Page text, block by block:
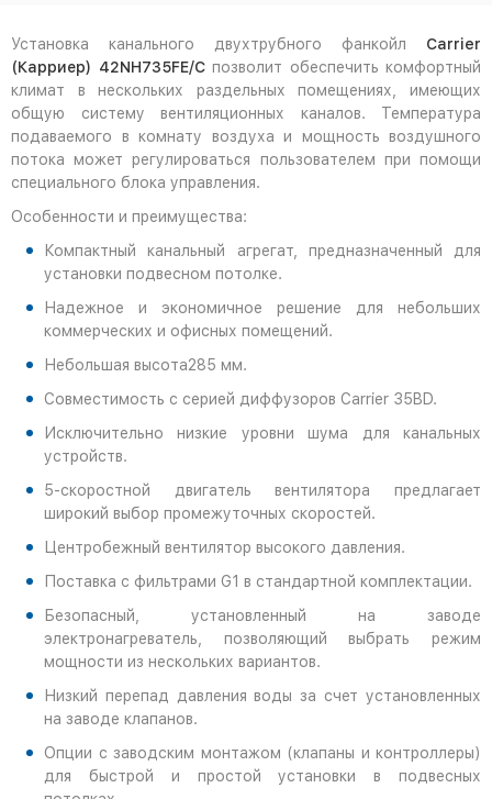
Установка канального двухтрубного фанкойл Carrier
(Карриер) 42NH735FE/Cпозволит обеспечить комфортный
климат в нескольких раздельных помещениях, имеющих
общую систему вентиляционных каналов. Температура
подаваемого в комнату воздуха и мощность воздушного
потока может регулироваться пользователем при помощи
специального блока управления.
Особенности и преимущества:
Компактный канальный агрегат, предназначенный для
установки подвесном потолке.
Надежное и экономичное решение для небольших
коммерческих и офисных помещений.
Небольшая высота285 мм.
Совместимость с серией диффузоров Carrier 35BD.
Исключительно низкие уровни шума для канальных
устройств.
5-скоростной двигатель вентилятора предлагает
широкий выбор промежуточных скоростей.
Центробежный вентилятор высокого давления.
Поставка с фильтрами G1 в стандартной комплектации.
Безопасный, установленный на заводе
электронагреватель, позволяющий выбрать режим
мощности из нескольких вариантов.
Низкий перепад давления воды за счет установленных
на заводе клапанов.
Опции с заводским монтажом (клапаны и контроллеры)
для быстрой и простой установки в подвесных